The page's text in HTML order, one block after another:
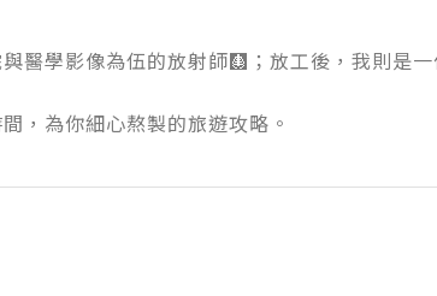
醫學影像為伍的放射師🩻；放工後，我則是
，為你細心熬製的旅遊攻略。